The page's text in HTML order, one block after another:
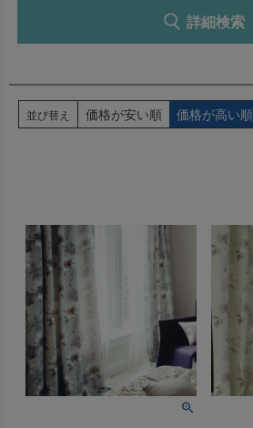
詳細検索
並び替え 価格が安い順 価格が高い順